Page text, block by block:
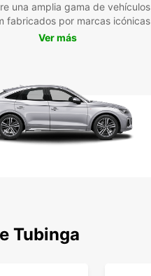
Europcar
gestión y
Reserva
Alquileres
las
una amplia gama de vehículos
fabricados por marcas icónicas
Ver más
Tubinga